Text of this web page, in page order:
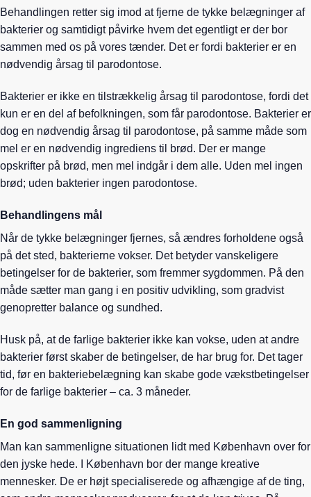
Behandlingen retter sig imod at fjerne de tykke belægninger af
bakterier og samtidigt påvirke hvem det egentligt er der bor
sammen med os på vores tænder. Det er fordi bakterier er en
nødvendig årsag til parodontose.
Bakterier er ikke en tilstrækkelig årsag til parodontose, fordi det
kun er en del af befolkningen, som får parodontose. Bakterier er
dog en nødvendig årsag til parodontose, på samme måde som
mel er en nødvendig ingrediens til brød. Der er mange
opskrifter på brød, men mel indgår i dem alle. Uden mel ingen
brød; uden bakterier ingen parodontose.
Behandlingens mål
Når de tykke belægninger fjernes, så ændres forholdene også
på det sted, bakterierne vokser. Det betyder vanskeligere
betingelser for de bakterier, som fremmer sygdommen. På den
måde sætter man gang i en positiv udvikling, som gradvist
genopretter balance og sundhed.
Husk på, at de farlige bakterier ikke kan vokse, uden at andre
bakterier først skaber de betingelser, de har brug for. Det tager
tid, før en bakteriebelægning kan skabe gode vækstbetingelser
for de farlige bakterier – ca. 3 måneder.
En god sammenligning
Man kan sammenligne situationen lidt med København over for
den jyske hede. I København bor der mange kreative
mennesker. De er højt specialiserede og afhængige af de ting,